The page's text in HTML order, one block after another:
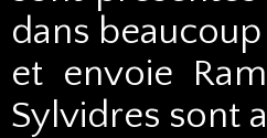
dans
et envoie
Sylvidres sont